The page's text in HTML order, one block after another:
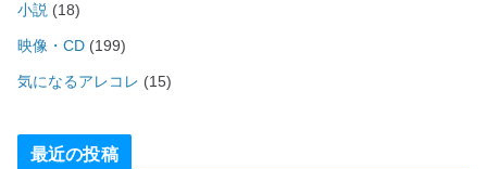
小説 (18)
映像・CD (199)
気になるアレコレ (15)
最近の投稿